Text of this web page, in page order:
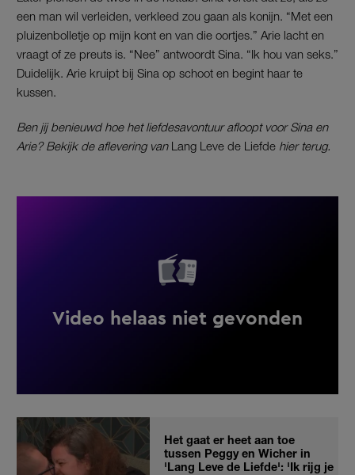
een man wil verleiden, verkleed zou gaan als konijn. “Met een
pluizenbolletje op mijn kont en van die oortjes.” Arie lacht en
vraagt of ze preuts is. “Nee” antwoordt Sina. “Ik hou van seks.”
Duidelijk. Arie kruipt bij Sina op schoot en begint haar te
kussen.
Ben jij benieuwd hoe het liefdesavontuur afloopt voor Sina en
Arie? Bekijk de aflevering van Lang Leve de Liefde hier terug.
Het gaat er heet aan toe
tussen Peggy en Wicher in
'Lang Leve de Liefde': 'Ik rijg je